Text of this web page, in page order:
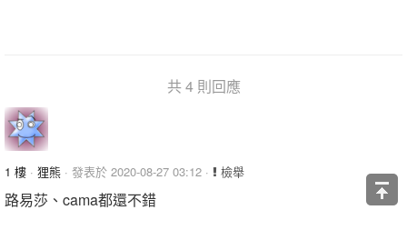
共 4 則回應
1 樓 · 狸熊 · 發表於 2020-08-27 03:12 · 檢舉
路易莎、cama都還不錯